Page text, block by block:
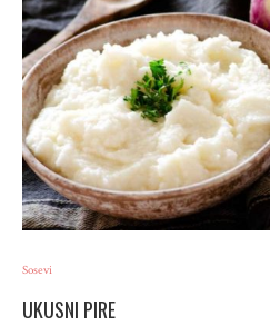
Sosevi
UKUSNI PIRE